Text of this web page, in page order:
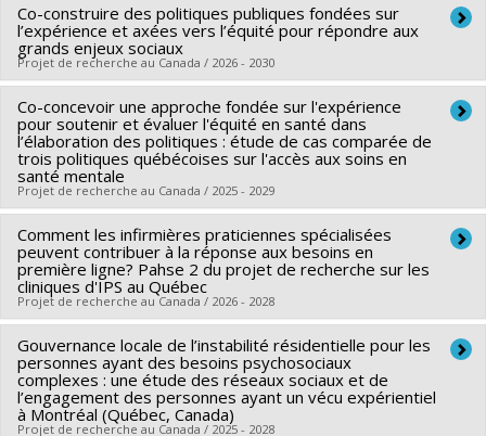
développement : Renouvellement
Chercheur principal : Morgane Gabet
Co-chercheurs : Béatrice Godard, Yan Kestens,Sébastien
Lord,David Buetti ,Laurence Roy,
Audrey L'Espérance
Sources de financement :FRQSC/Fonds de recherche du
Québec - Société et culture (FQRSC)
Programmes de subvention :
concertées - générique
Co-construire des politiques publiques fondées sur
l’expérience et axées vers l’équité pour répondre aux
grands enjeux sociaux
Projet de recherche au Canada / 2026 - 2030
Chercheur principal : Morgane Gabet
Sources de financement :FRQS/Fonds de recherche du
Québec - Santé (FRSQ)
Programmes de subvention :PVXXXXXX-Bourse de
chercheur-boursier : Junior 1
Co-concevoir une approche fondée sur l'expérience
pour soutenir et évaluer l'équité en santé dans
l’élaboration des politiques : étude de cas comparée de
trois politiques québécoises sur l'accès aux soins en
santé mentale
Projet de recherche au Canada / 2025 - 2029
Chercheur principal : Morgane Gabet
Sources de financement :FRQSC/Fonds de recherche du
Québec - Société et culture (FQRSC)
Programmes de subvention :PV113813-(NP) Soutien à la
recherche pour la relève professorale
Comment les infirmières praticiennes spécialisées
peuvent contribuer à la réponse aux besoins en
première ligne? Pahse 2 du projet de recherche sur les
cliniques d'IPS au Québec
Projet de recherche au Canada / 2026 - 2028
Chercheur principal : Arnaud Duhoux
Co-chercheurs : Patrick Lavoie,Marlène Karam ,Nadia
Sourial,Morgane Gabet,Emilie Dufour,Nancy Côté,
Marie-Ève Poitras,Annie Rioux-Dubois
Gouvernance locale de l’instabilité résidentielle pour les
personnes ayant des besoins psychosociaux
complexes : une étude des réseaux sociaux et de
l’engagement des personnes ayant un vécu expérientiel
à Montréal (Québec, Canada)
Projet de recherche au Canada / 2025 - 2028